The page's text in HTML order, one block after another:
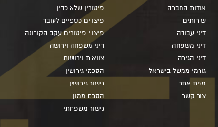
אודות החברה
שירותים
דיני עבודה
דיני משפחה
דיני הגירה
גורמי ממשל בישראל
מפת אתר
צור קשר
פיטורין שלא כדין
פיצויים כספיים לעובד
פיצויי פיטורים עקב הקורונה
דיני משפחה וירושה
צוואות וירושות
הסכמי גירושין
גישור גירושין
הסכם ממון
גישור משפחתי